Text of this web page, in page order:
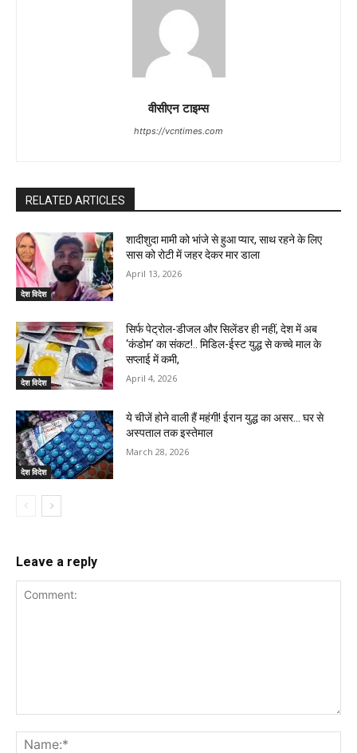
वीसीएन टाइम्स
https://vcntimes.com
RELATED ARTICLES
देश विदेश
शादीशुदा मामी को भांजे से हुआ प्यार, साथ रहने के लिए
सास को रोटी में जहर देकर मार डाला
April 13, 2026
देश विदेश
सिर्फ पेट्रोल-डीजल और सिलेंडर ही नहीं, देश में अब
‘कंडोम’ का संकट!.. मिडिल-ईस्ट युद्ध से कच्चे माल के
सप्लाई में कमी,
April 4, 2026
देश विदेश
ये चीजें होने वाली हैं महंगी! ईरान युद्ध का असर… घर से
अस्पताल तक इस्तेमाल
March 28, 2026
Leave a reply